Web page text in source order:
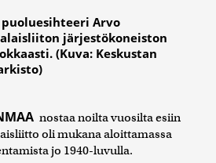
Arvo
järjestökoneiston
(Kuva: Keskustan
nostaa noilta vuosilta esiin
oli mukana aloittamassa
jo 1940-luvulla.